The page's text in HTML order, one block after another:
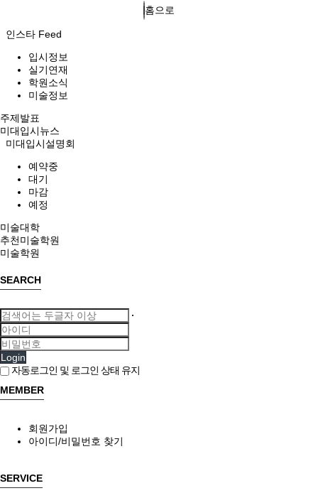
홈으로
인스타 Feed
입시정보
실기연재
학원소식
미술정보
주제발표
미대입시뉴스
미대입시설명회
예약중
대기
마감
예정
미술대학
추천미술학원
미술학원
SEARCH
Login
자동로그인 및 로그인 상태 유지
MEMBER
회원가입
아이디/비밀번호 찾기
SERVICE